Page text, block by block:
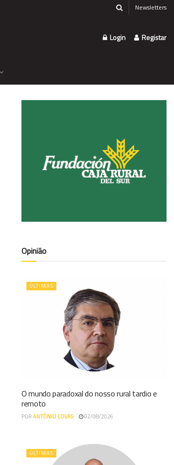
Newsletters
Login Registar
Opinião
ÚLTIMAS
O mundo paradoxal do nosso rural tardio e
remoto
PORANTÓNIO COVAS 02/08/2026
ÚLTIMAS